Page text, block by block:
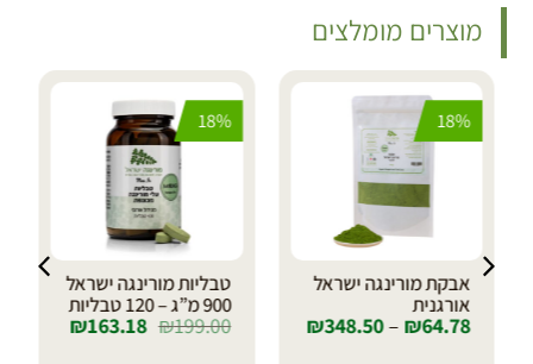
מוצרים מומלצים
18%
אבקת מורינגה ישראל
אורגנית
₪64.78
–
₪348.50
18%
טבליות מורינגה ישראל
900 מ”ג – 120 טבליות
₪199.00
₪163.18